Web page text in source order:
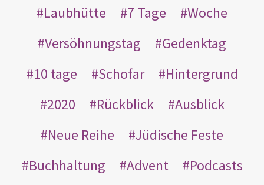
Laubhütte
7 Tage
Woche
Versöhnungstag
Gedenktag
10 tage
Schofar
Hintergrund
2020
Rückblick
Ausblick
Neue Reihe
Jüdische Feste
Buchhaltung
Advent
Podcasts